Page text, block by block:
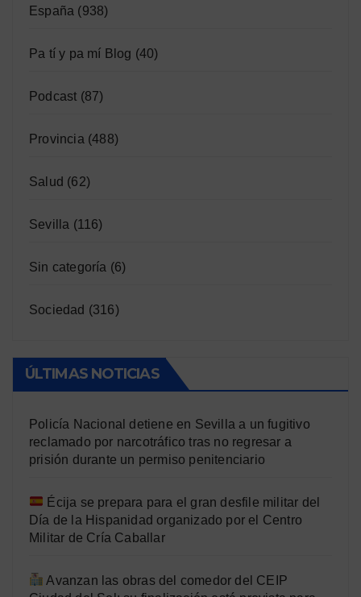
España (938)
Pa tí y pa mí Blog (40)
Podcast (87)
Provincia (488)
Salud (62)
Sevilla (116)
Sin categoría (6)
Sociedad (316)
ÚLTIMAS NOTICIAS
Policía Nacional detiene en Sevilla a un fugitivo
reclamado por narcotráfico tras no regresar a
prisión durante un permiso penitenciario
Écija se prepara para el gran desfile militar del
Día de la Hispanidad organizado por el Centro
Militar de Cría Caballar
Avanzan las obras del comedor del CEIP